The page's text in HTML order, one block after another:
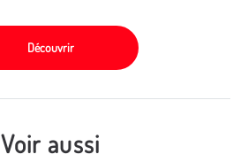
Découvrir
Voir aussi